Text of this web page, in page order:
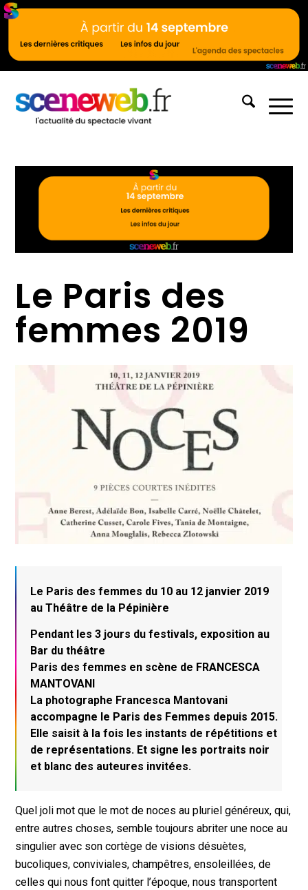
Le Paris des
femmes 2019
Le Paris des femmes du 10 au 12 janvier 2019
au Théâtre de la Pépinière
Pendant les 3 jours du festivals, exposition au
Bar du théâtre
Paris des femmes en scène de FRANCESCA
MANTOVANI
La photographe Francesca Mantovani
accompagne le Paris des Femmes depuis 2015.
Elle saisit à la fois les instants de répétitions et
de représentations. Et signe les portraits noir
et blanc des auteures invitées.
Quel joli mot que le mot de noces au pluriel généreux, qui,
entre autres choses, semble toujours abriter une noce au
singulier avec son cortège de visions désuètes,
bucoliques, conviviales, champêtres, ensoleillées, de
celles qui nous font quitter l’époque, nous transportent